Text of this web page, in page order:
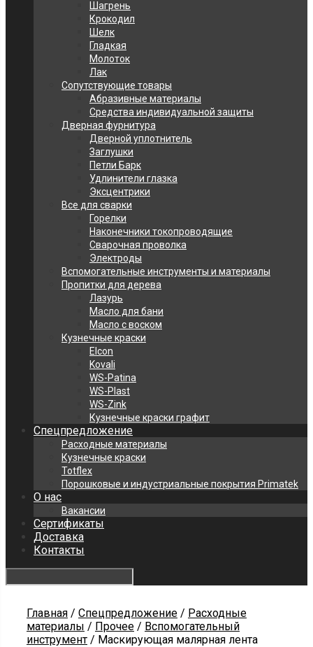
Шагрень
Крокодил
Шелк
Гладкая
Молоток
Лак
Сопутствующие товары
Абразивные материалы
Средства индивидуальной защиты
Дверная фурнитура
Дверной уплотнитель
Заглушки
Петли Барк
Удлинители глазка
Эксцентрики
Все для сварки
Горелки
Наконечники токопроводящие
Сварочная проволка
Электроды
Вспомогательные инструменты и материалы
Пропитки для дерева
Лазурь
Масло для бани
Масло с воском
Кузнечные краски
Elcon
Kovali
WS-Patina
WS-Plast
WS-Zink
Кузнечные краски графит
Спецпредложение
Расходные материалы
Кузнечные краски
Totflex
Порошковые и индустриальные покрытия Primatek
О нас
Вакансии
Сертификаты
Доставка
Контакты
Главная / Спецпредложение / Расходные
материалы / Прочее / Вспомогательный
инструмент / Маскирующая малярная лента